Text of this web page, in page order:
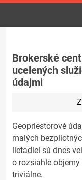
Brokerské
ucelených
údajmi
Geopriestorové
malých
lietadiel sú dnes
o rozsiahle
triviálne.